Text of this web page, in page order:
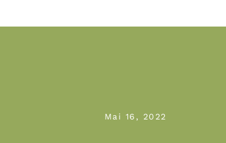
Mai 16, 2022